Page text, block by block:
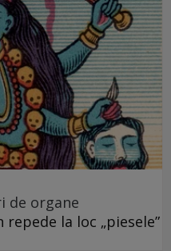
de organe
la loc „piesele”